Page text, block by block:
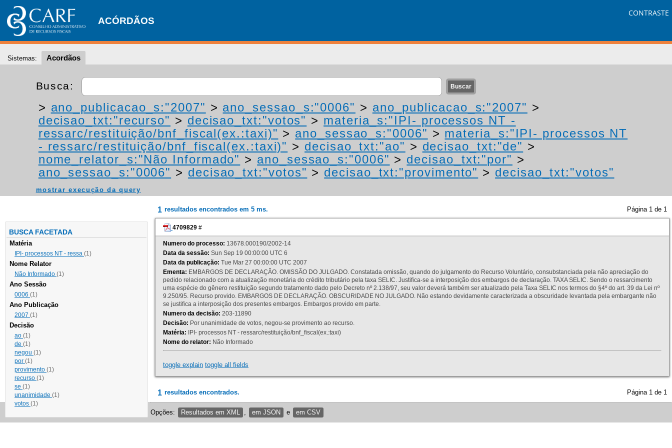
ACÓRDÃOS
CONTRASTE
Sistemas: Acordãos
Busca:
> ano_publicacao_s:"2007" > ano_sessao_s:"0006" > ano_publicacao_s:"2007" >
decisao_txt:"recurso" > decisao_txt:"votos" > materia_s:"IPI- processos NT -
ressarc/restituição/bnf_fiscal(ex.:taxi)" > ano_sessao_s:"0006" > materia_s:"IPI- processos NT
- ressarc/restituição/bnf_fiscal(ex.:taxi)" > decisao_txt:"ao" > decisao_txt:"de" >
nome_relator_s:"Não Informado" > ano_sessao_s:"0006" > decisao_txt:"por" >
ano_sessao_s:"0006" > decisao_txt:"votos" > decisao_txt:"provimento" > decisao_txt:"votos"
mostrar execução da query
BUSCA FACETADA
Matéria
IPI- processos NT - ressa (1)
Nome Relator
Não Informado (1)
Ano Sessão
0006 (1)
Ano Publicação
2007 (1)
Decisão
ao (1)
de (1)
negou (1)
por (1)
provimento (1)
recurso (1)
se (1)
unanimidade (1)
votos (1)
1 resultados encontrados em 5 ms. Página 1 de 1
4709829 #
Numero do processo: 13678.000190/2002-14
Data da sessão: Sun Sep 19 00:00:00 UTC 6
Data da publicação: Tue Mar 27 00:00:00 UTC 2007
Ementa: EMBARGOS DE DECLARAÇÃO. OMISSÃO DO JULGADO. Constatada omissão, quando do julgamento do Recurso Voluntário, consubstanciada pela não apreciação do
pedido relacionado com a atualização monetária do crédito tributário pela taxa SELIC. Justifica-se a interposição dos embargos de declaração. TAXA SELIC. Sendo o ressarcimento
uma espécie do gênero restituição segundo tratamento dado pelo Decreto nº 2.138/97, seu valor deverá também ser atualizado pela Taxa SELIC nos termos do §4º do art. 39 da Lei nº
9.250/95. Recurso provido. EMBARGOS DE DECLARAÇÃO. OBSCURIDADE NO JULGADO. Não estando devidamente caracterizada a obscuridade levantada pela embargante não
se justifica a interposição dos presentes embargos. Embargos provido em parte.
Numero da decisão: 203-11890
Decisão: Por unanimidade de votos, negou-se provimento ao recurso.
Matéria: IPI- processos NT - ressarc/restituição/bnf_fiscal(ex.:taxi)
Nome do relator: Não Informado
toggle explain toggle all fields
1 resultados encontrados. Página 1 de 1
Opções: Resultados em XML em JSON e em CSV